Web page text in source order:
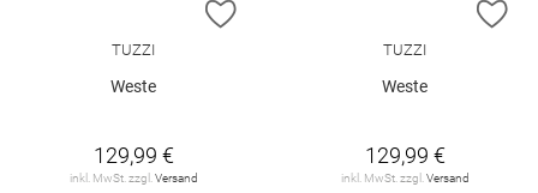
ZUR WUNSCHLISTE HINZUFÜGEN
TUZZI
Weste
129,99 €
inkl. MwSt. zzgl.Versand
TUZZI
Weste
129,99 €
inkl. MwSt. zzgl.Versand